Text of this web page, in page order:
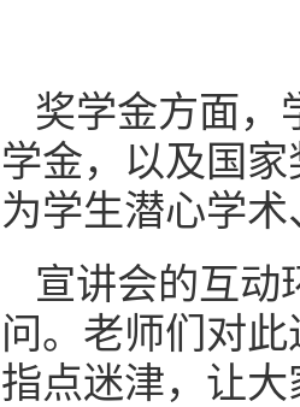
奖学金方面，
学金，以及国
为学生潜心学
宣讲会的互动
问。老师们对
指点迷津，让